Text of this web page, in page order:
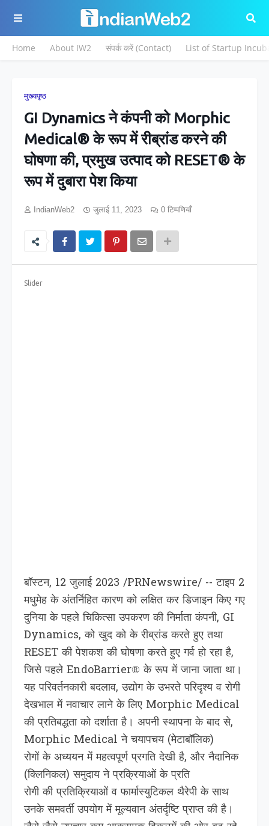
Home About IW2 संपर्क करें (Contact) List of Startup
मुख्यपृष्ठ
GI Dynamics ने कंपनी को Morphic
Medical® के रूप में रीब्रांड करने की
घोषणा की, प्रमुख उत्पाद को RESET® के
रूप में दुबारा पेश किया
IndianWeb2 जुलाई 11, 2023 0 टिप्पणियाँ
Slider
बॉस्टन, 12 जुलाई 2023 /PRNewswire/ -- टाइप 2
मधुमेह के अंतर्निहित कारण को लक्षित कर डिजाइन किए गए
दुनिया के पहले चिकित्सा उपकरण की निर्माता कंपनी, GI
Dynamics, को खुद को के रीब्रांड करते हुए तथा
RESET की पेशकश की घोषणा करते हुए गर्व हो रहा है,
जिसे पहले EndoBarrier® के रूप में जाना जाता था।
यह परिवर्तनकारी बदलाव, उद्योग के उभरते परिदृश्य व रोगी
देखभाल में नवाचार लाने के लिए Morphic Medical
की प्रतिबद्धता को दर्शाता है। अपनी स्थापना के बाद से,
Morphic Medical ने चयापचय (मेटाबॉलिक)
रोगों के अध्ययन में महत्वपूर्ण प्रगति देखी है, और नैदानिक
(क्लिनिकल) समुदाय ने प्रक्रियाओं के प्रति
रोगी की प्रतिक्रियाओं व फार्मास्युटिकल थैरेपी के साथ
उनके समवर्ती उपयोग में मूल्यवान अंतर्दृष्टि प्राप्त की है।